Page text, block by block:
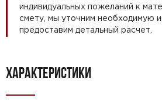
индивидуальных пожеланий к
смету, мы уточним необходимую
предоставим детальный расчет.
ХАРАКТЕРИСТИКИ